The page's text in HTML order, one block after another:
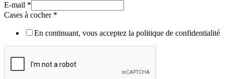
E-mail *
Cases à cocher *
En continuant, vous acceptez la politique de confidentialité